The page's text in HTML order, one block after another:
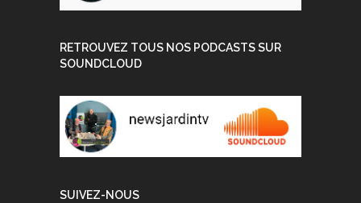
RETROUVEZ TOUS NOS PODCASTS SUR
SOUNDCLOUD
SUIVEZ-NOUS